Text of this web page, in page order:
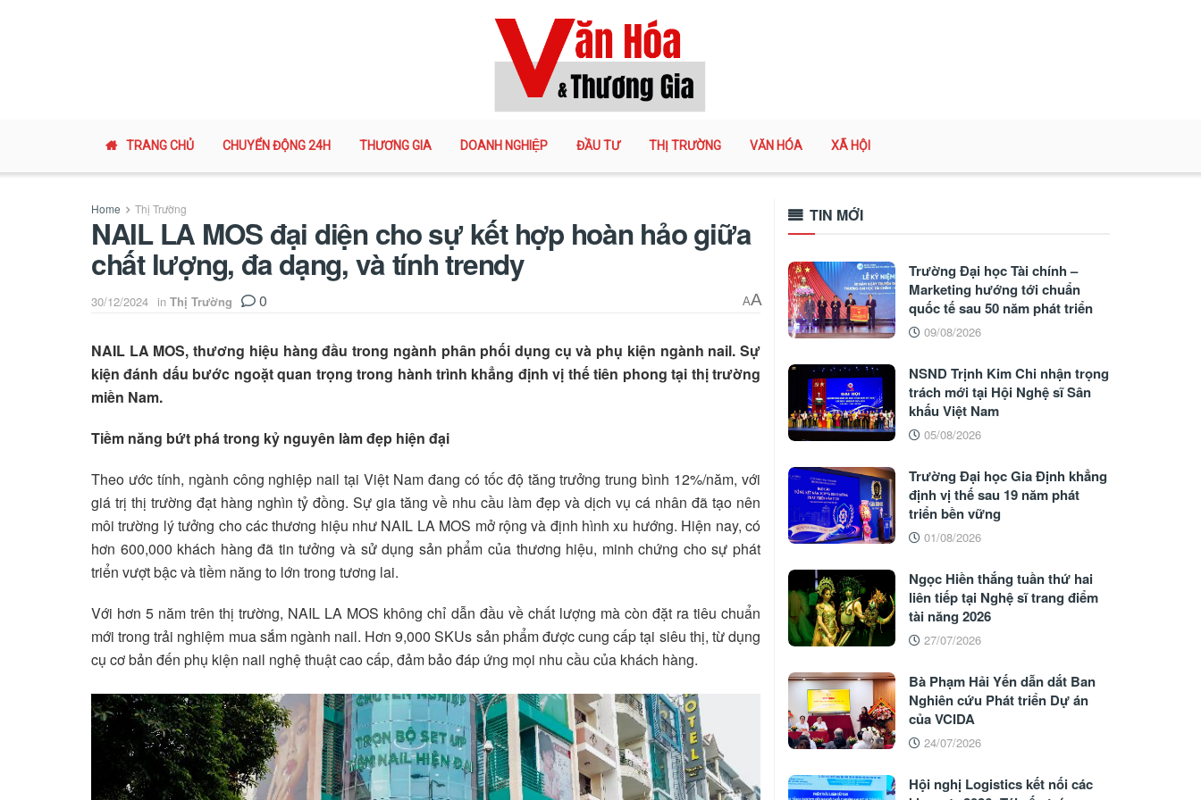
TRANG CHỦ CHUYỂN ĐỘNG 24H THƯƠNG GIA DOANH NGHIỆP ĐẦU TƯ THỊ TRƯỜNG VĂN HÓA XÃ HỘI
Home Thị Trường
NAIL LA MOS đại diện cho sự kết hợp hoàn hảo giữa
chất lượng, đa dạng, và tính trendy
30/12/2024 in Thị Trường 0 AA
NAIL LA MOS, thương hiệu hàng đầu trong ngành phân phối dụng cụ và phụ kiện ngành nail. Sự
kiện đánh dấu bước ngoặt quan trọng trong hành trình khẳng định vị thế tiên phong tại thị trường
miền Nam.
Tiềm năng bứt phá trong kỷ nguyên làm đẹp hiện đại
Theo ước tính, ngành công nghiệp nail tại Việt Nam đang có tốc độ tăng trưởng trung bình 12%/năm, với
giá trị thị trường đạt hàng nghìn tỷ đồng. Sự gia tăng về nhu cầu làm đẹp và dịch vụ cá nhân đã tạo nên
môi trường lý tưởng cho các thương hiệu như NAIL LA MOS mở rộng và định hình xu hướng. Hiện nay, có
hơn 600,000 khách hàng đã tin tưởng và sử dụng sản phẩm của thương hiệu, minh chứng cho sự phát
triển vượt bậc và tiềm năng to lớn trong tương lai.
Với hơn 5 năm trên thị trường, NAIL LA MOS không chỉ dẫn đầu về chất lượng mà còn đặt ra tiêu chuẩn
mới trong trải nghiệm mua sắm ngành nail. Hơn 9,000 SKUs sản phẩm được cung cấp tại siêu thị, từ dụng
cụ cơ bản đến phụ kiện nail nghệ thuật cao cấp, đảm bảo đáp ứng mọi nhu cầu của khách hàng.
TIN MỚI
Trường Đại học Tài chính –
Marketing hướng tới chuẩn
quốc tế sau 50 năm phát triển
09/08/2026
NSND Trịnh Kim Chi nhận trọng
trách mới tại Hội Nghệ sĩ Sân
khấu Việt Nam
05/08/2026
Trường Đại học Gia Định khẳng
định vị thế sau 19 năm phát
triển bền vững
01/08/2026
Ngọc Hiền thắng tuần thứ hai
liên tiếp tại Nghệ sĩ trang điểm
tài năng 2026
27/07/2026
Bà Phạm Hải Yến dẫn dắt Ban
Nghiên cứu Phát triển Dự án
của VCIDA
24/07/2026
Hội nghị Logistics kết nối các